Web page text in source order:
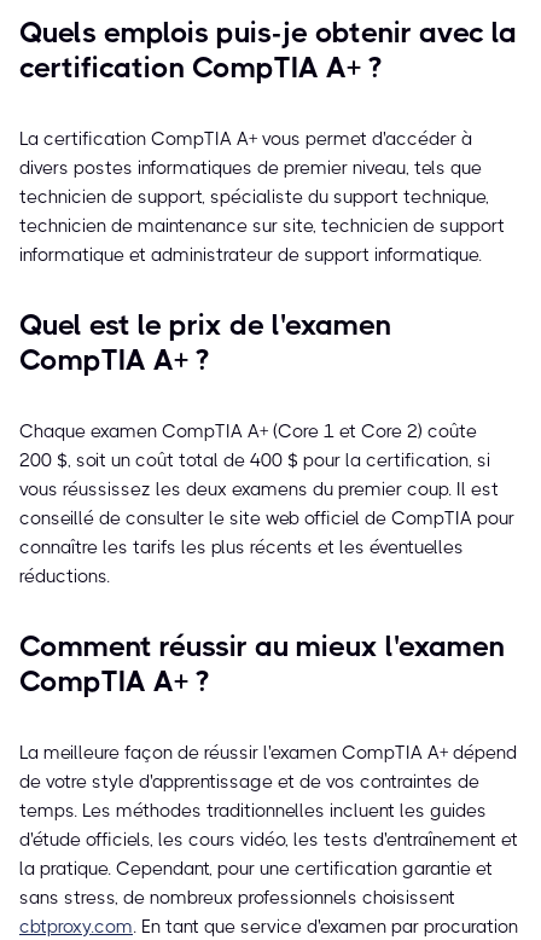
Quels emplois puis-je obtenir avec la
certification CompTIA A+ ?
La certification CompTIA A+ vous permet d'accéder à
divers postes informatiques de premier niveau, tels que
technicien de support, spécialiste du support technique,
technicien de maintenance sur site, technicien de support
informatique et administrateur de support informatique.
Quel est le prix de l'examen
CompTIA A+ ?
Chaque examen CompTIA A+ (Core 1 et Core 2) coûte
200 $, soit un coût total de 400 $ pour la certification, si
vous réussissez les deux examens du premier coup. Il est
conseillé de consulter le site web officiel de CompTIA pour
connaître les tarifs les plus récents et les éventuelles
réductions.
Comment réussir au mieux l'examen
CompTIA A+ ?
La meilleure façon de réussir l'examen CompTIA A+ dépend
de votre style d'apprentissage et de vos contraintes de
temps. Les méthodes traditionnelles incluent les guides
d'étude officiels, les cours vidéo, les tests d'entraînement et
la pratique. Cependant, pour une certification garantie et
sans stress, de nombreux professionnels choisissent
cbtproxy.com. En tant que service d'examen par procuration